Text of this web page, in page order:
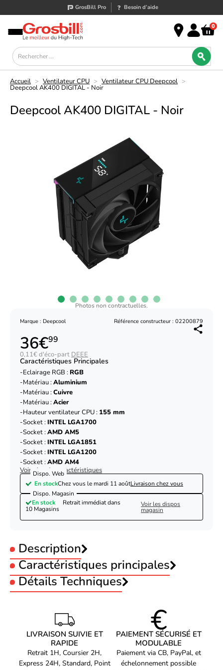
GrosBill Pro Besoin d’aide
0
Accueil > Ventilateur CPU > Ventilateur CPU Deepcool >
Deepcool AK400 DIGITAL - Noir
Deepcool AK400 DIGITAL - Noir
Photos non contractuelles.
Marque : Deepcool Référence constructeur : 02200879
36€99
0,11€ d'éco-part DEEE
Caractéristiques Principales
Eclairage RGB : RGB
Matériau :Aluminium
Matériau :Cuivre
Matériau :Acier
Hauteur ventilateur CPU : 155 mm
Socket : INTEL LGA1700
Socket :AMD AM5
Socket : INTEL LGA1851
Socket : INTEL LGA1200
Socket :AMD AM4
Voir plus de caractéristiques
Dispo. Web
En stockChez vous le mardi 11 aoûtLivraison chez vous
Dispo. Magasin
En stock
Retrait immédiat dans
10 Magasins
Voir les dispos
magasin
Description
Deepcool AK400 DIGITAL - Noir
Caractéristiques principales
Eclairage RGB :RGB
Matériau :Aluminium
Hauteur ventilateur CPU :
INTEL LGA1700
Socket :AMD AM5
INTEL LGA1851
Socket :INTEL LGA1200
Socket :AMD AM4
Détails Techniques
Emplacement approprié
Refroidisseur d'air
Diamètre du ventilateur
12 cm
LIVRAISON SUIVIE ET
RAPIDE
Retrait 1H, Coursier 2H,
Express 24H, Standard, Point
PAIEMENT SÉCURISÉ ET
MODULABLE
Paiement via CB, PayPal, et
échelonnement possible